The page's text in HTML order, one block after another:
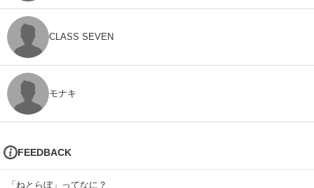
CLASS SEVEN
モナキ
FEEDBACK
「ねとらぼ」ってなに？